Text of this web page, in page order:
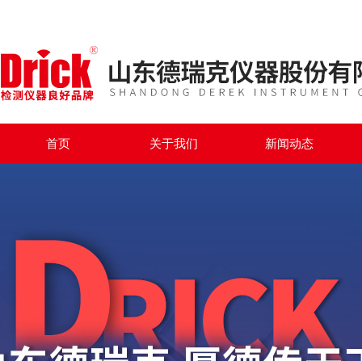
首页 关于我们 新闻动态